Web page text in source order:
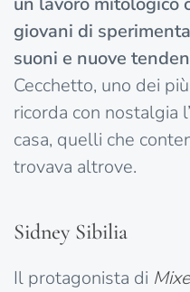
giovani di
suoni e nuove
Cecchetto, uno dei
ricorda con nostalgia
casa, quelli che
trovava altrove.
Sidney Sibilia
Il protagonista di